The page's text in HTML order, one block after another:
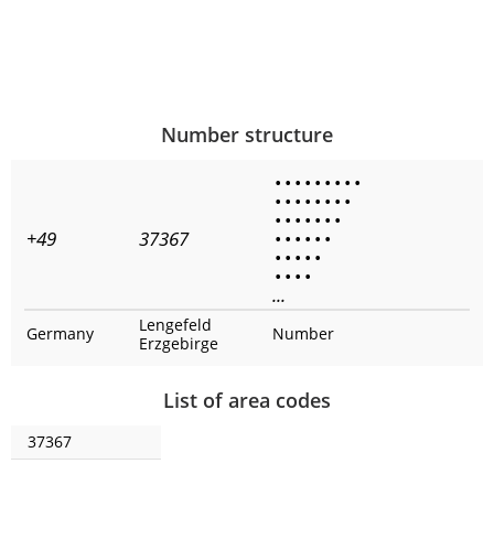
Number structure
+49 37367
• • • • • • • • •
• • • • • • • •
• • • • • • •
• • • • • •
• • • • •
• • • •
...
Germany
Lengefeld
Erzgebirge
Number
List of area codes
37367